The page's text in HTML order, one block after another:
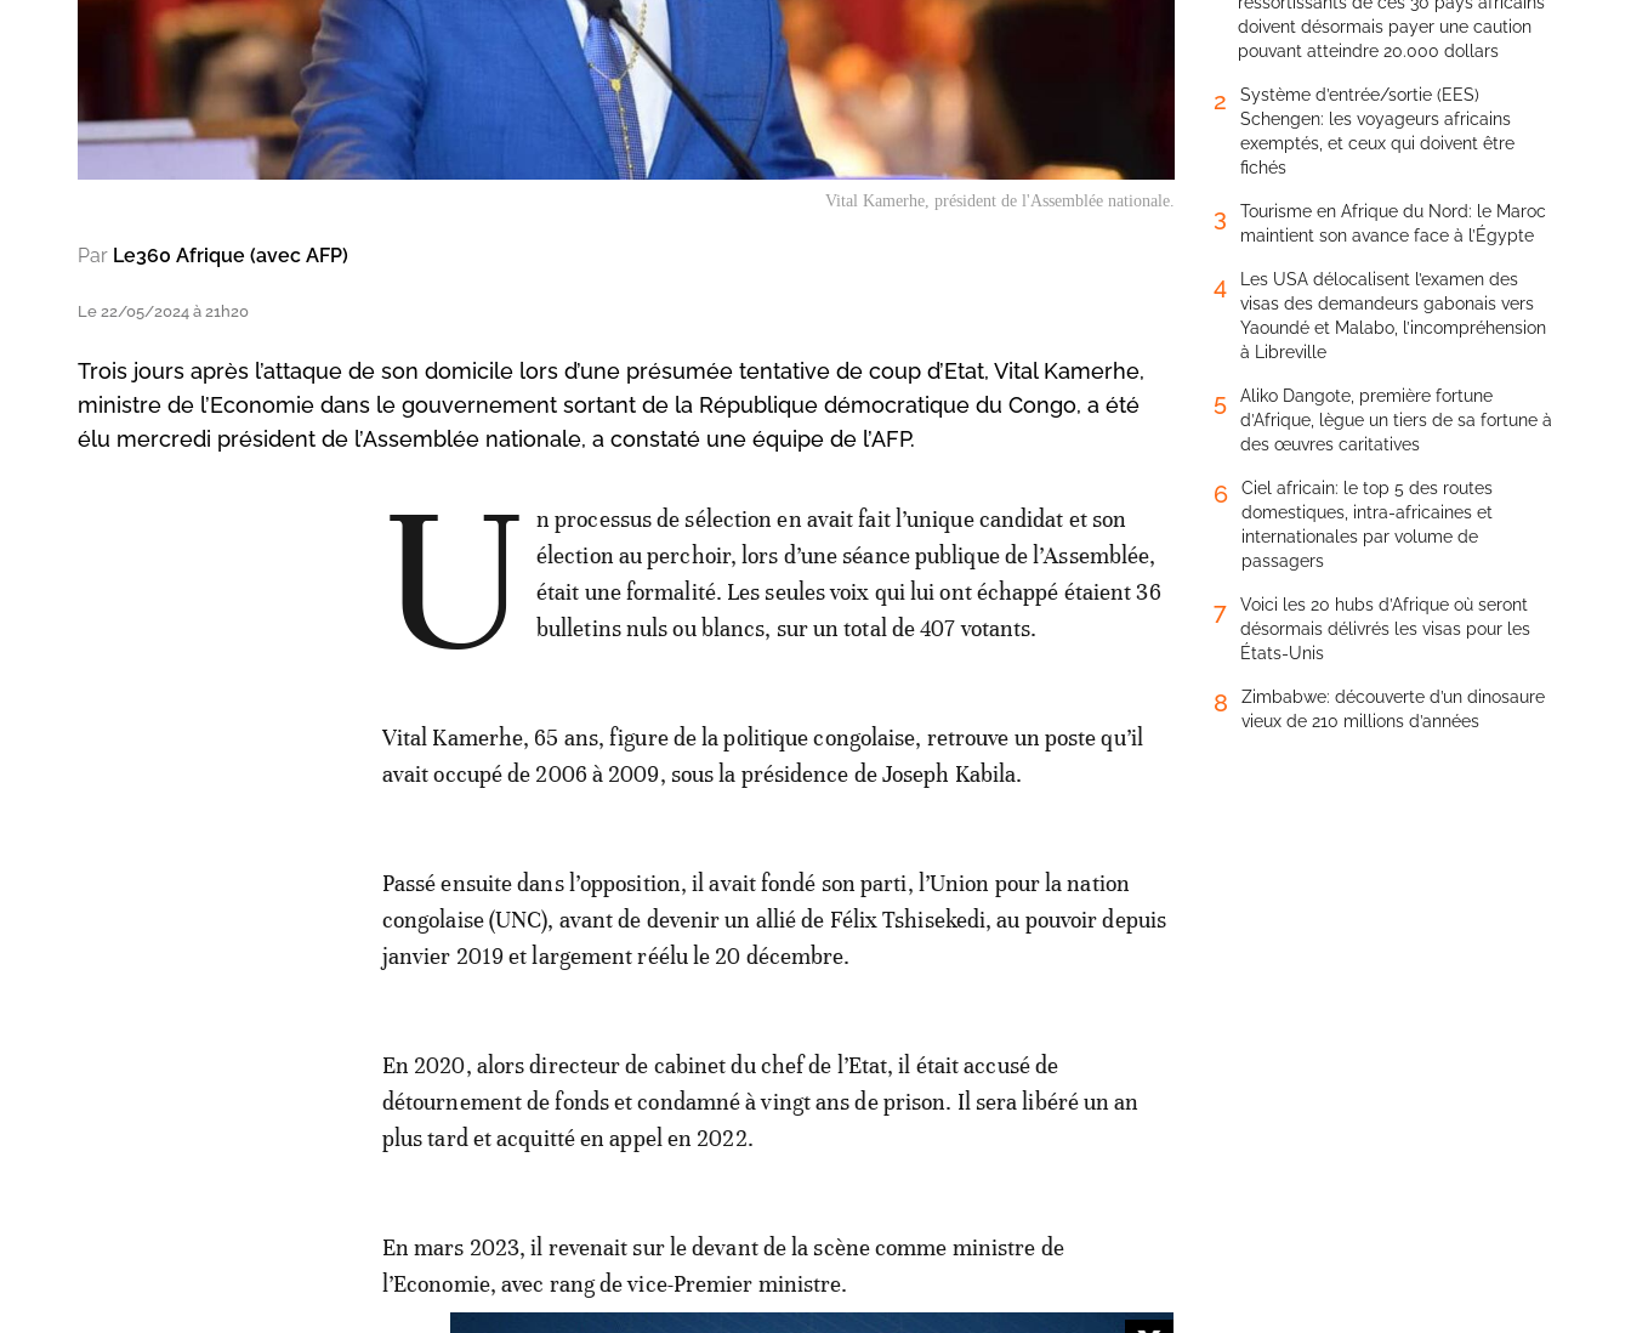
Vital Kamerhe, président de l'Assemblée nationale.
Par Le360 Afrique (avec AFP)
Le 22/05/2024 à 21h20
Trois jours après l’attaque de son domicile lors d’une présumée tentative de coup d’Etat, Vital Kamerhe,
ministre de l’Economie dans le gouvernement sortant de la République démocratique du Congo, a été
élu mercredi président de l’Assemblée nationale, a constaté une équipe de l’AFP.
U
n processus de sélection en avait fait l’unique candidat et son
élection au perchoir, lors d’une séance publique de l’Assemblée,
était une formalité. Les seules voix qui lui ont échappé étaient 36
bulletins nuls ou blancs, sur un total de 407 votants.
Vital Kamerhe, 65 ans, figure de la politique congolaise, retrouve un poste qu’il
avait occupé de 2006 à 2009, sous la présidence de Joseph Kabila.
Passé ensuite dans l’opposition, il avait fondé son parti, l’Union pour la nation
congolaise (UNC), avant de devenir un allié de Félix Tshisekedi, au pouvoir depuis
janvier 2019 et largement réélu le 20 décembre.
En 2020, alors directeur de cabinet du chef de l’Etat, il était accusé de
détournement de fonds et condamné à vingt ans de prison. Il sera libéré un an
plus tard et acquitté en appel en 2022.
En mars 2023, il revenait sur le devant de la scène comme ministre de
l’Economie, avec rang de vice-Premier ministre.
doivent désormais payer une caution
pouvant atteindre 20.000 dollars
2
Système d’entrée/sortie (EES)
Schengen: les voyageurs africains
exemptés, et ceux qui doivent être
fichés
3
Tourisme en Afrique du Nord: le Maroc
maintient son avance face à l’Égypte
4
Les USA délocalisent l’examen des
visas des demandeurs gabonais vers
Yaoundé et Malabo, l’incompréhension
à Libreville
5
Aliko Dangote, première fortune
d’Afrique, lègue un tiers de sa fortune à
des œuvres caritatives
6
Ciel africain: le top 5 des routes
domestiques, intra-africaines et
internationales par volume de
passagers
7
Voici les 20 hubs d’Afrique où seront
désormais délivrés les visas pour les
États-Unis
8
Zimbabwe: découverte d’un dinosaure
vieux de 210 millions d’années